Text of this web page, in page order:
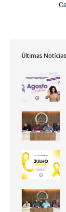
Últimas Notícias